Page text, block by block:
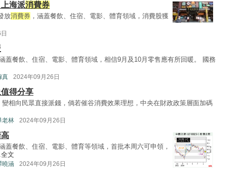
上海派消費券
放消費券 ，涵蓋餐飲、住宿、電影、體育領域，消費股獲
涵蓋餐飲、住宿、電影、體育領域，相信9月及10月零售應有所回暖。 國務
真 2024年09月26日
得分享
變相向民眾直接派錢，倘若催谷消費效果理想，中央在財政政策層面加碼
老林 2024年09月26日
涵蓋餐飲、住宿、電影、體育等領域，首批本周六可申領，
全文
曉涵 2024年09月26日